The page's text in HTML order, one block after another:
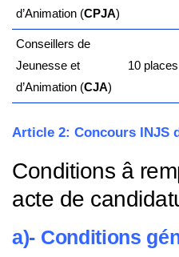
d’Animation (CPJA)
Conseillers de
Jeunesse et
d’Animation (CJA)
10 places
Article 2: Concours INJS
Conditions â
acte de
a)- Conditions